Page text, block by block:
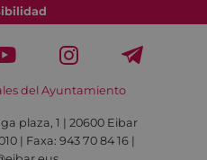
del Ayuntamiento
plaza, 1 | 20600 Eibar
| Faxa: 943 70 84 16 |